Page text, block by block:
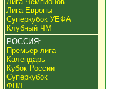
Лига Европы
Суперкубок УЕФА
Клубный ЧМ
РОССИЯ:
Премьер-лига
Календарь
Кубок России
Суперкубок
ФНЛ